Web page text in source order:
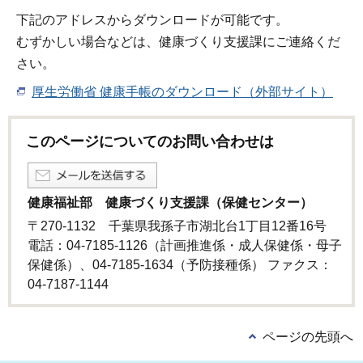
下記のアドレスからダウンロードが可能です。
むずかしい場合などは、健康づくり支援課にご連絡くだ
さい。
厚生労働省 健康手帳のダウンロード（外部サイト）
このページについてのお問い合わせは
健康福祉部 健康づくり支援課（保健センター）
〒270-1132 千葉県我孫子市湖北台1丁目12番16号
電話：04-7185-1126（計画推進係・成人保健係・母子
保健係）、04-7185-1634（予防接種係） ファクス：
04-7187-1144
ページの先頭へ